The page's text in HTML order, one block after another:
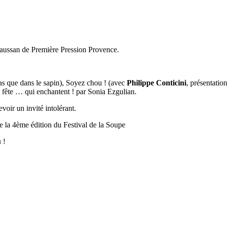
de Première Pression Provence.
que dans le sapin), Soyez chou ! (avec Philippe Conticini, présentation
fête … qui enchantent ! par Sonia Ezgulian.
un invité intolérant.
4ème édition du Festival de la Soupe
!